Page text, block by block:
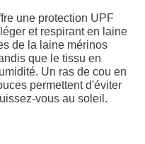
une protection UPF
et respirant en laine
de la laine mérinos
que le tissu en
Un ras de cou en
permettent d'éviter
vous au soleil.